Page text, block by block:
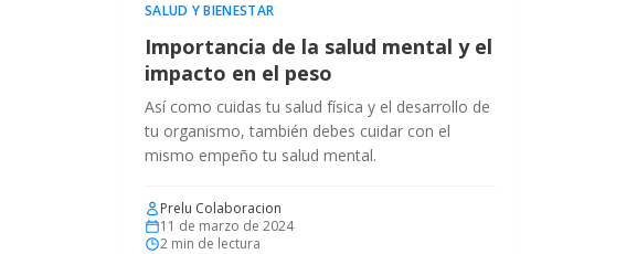
SALUD Y BIENESTAR
Importancia de la salud mental y el
impacto en el peso
Así como cuidas tu salud física y el desarrollo de
tu organismo, también debes cuidar con el
mismo empeño tu salud mental.
Prelu Colaboracion
11 de marzo de 2024
2 min de lectura